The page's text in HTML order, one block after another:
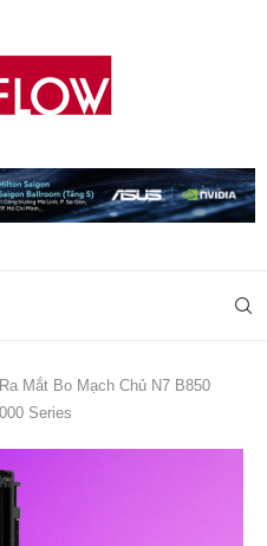
Mắt Bo Mạch Chủ N7 B850
Series